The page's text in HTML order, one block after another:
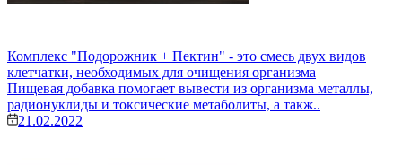
Комплекс "Подорожник + Пектин" - это смесь двух видов
клетчатки, необходимых для очищения организма
Пищевая добавка помогает вывести из организма металлы,
радионуклиды и токсические метаболиты, а такж..
21.02.2022